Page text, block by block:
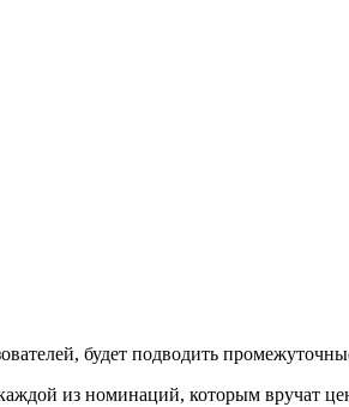
будет подводить
из номинаций, которым вручат